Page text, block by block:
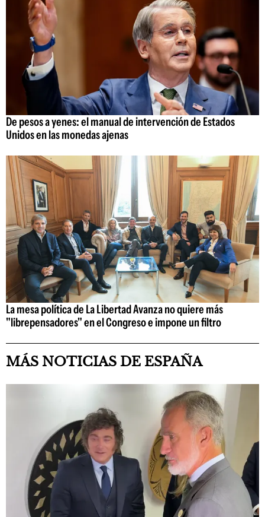
De pesos a yenes: el manual de intervención de Estados
Unidos en las monedas ajenas
La mesa política de La Libertad Avanza no quiere más
"librepensadores" en el Congreso e impone un filtro
MÁS NOTICIAS DE ESPAÑA